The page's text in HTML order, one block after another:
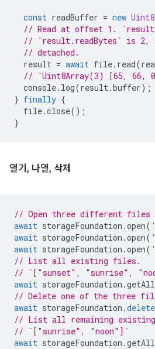
const readBuffer = new
// Read at offset 1.
// `result.readBytes` is 2,
// detached.
result = await file. read(
// `Uint8Array(3) [65, 66,
console. log(result.buffer);
} finally {
file.close();
}
열기 , 나열, 삭제
// Open three different files
await storageFoundation .open(
await storageFoundation .open(
await storageFoundation .open(
// List all existing files.
// `["sunset", "sunrise",
await storageFoundation .getAll
// Delete one of the three
await storageFoundation .delete
// List all remaining
// `["sunrise", "noon"]`
await storageFoundation .getAll